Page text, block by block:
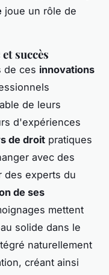
joue un rôle de
succès
de ces innovations
de leurs
d'expériences
de droit pratiques
avec des
des experts du
de ses
mettent
solide dans le
naturellement
créant ainsi